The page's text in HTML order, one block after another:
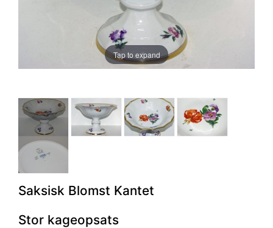
Tap to expand
Saksisk Blomst Kantet
Stor kageopsats